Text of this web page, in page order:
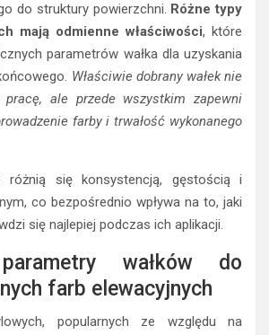
do struktury powierzchni. Różne typy
mają odmienne właściwości, które
parametrów wałka dla uzyskania
Właściwie dobrany wałek nie
pracę, ale przede wszystkim zapewni
farby i trwałość wykonanego
różnią się konsystencją, gęstością i
co bezpośrednio wpływa na to, jaki
się najlepiej podczas ich aplikacji.
wałków do
farb elewacyjnych
popularnych ze względu na